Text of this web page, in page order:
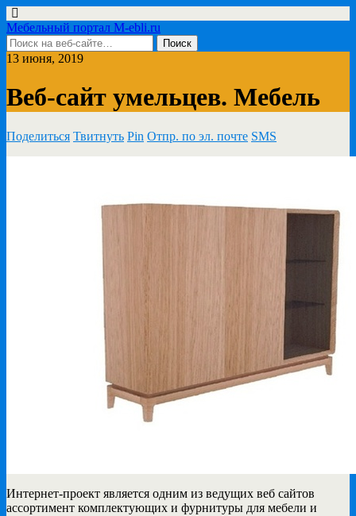
Мебельный портал M-ebli.ru
13 июня, 2019
Веб-сайт умельцев. Мебель
Поделиться Твитнуть Pin Отпр. по эл. почте SMS
Интернет-проект является одним из ведущих веб сайтов
ассортимент комплектующих и фурнитуры для мебели и